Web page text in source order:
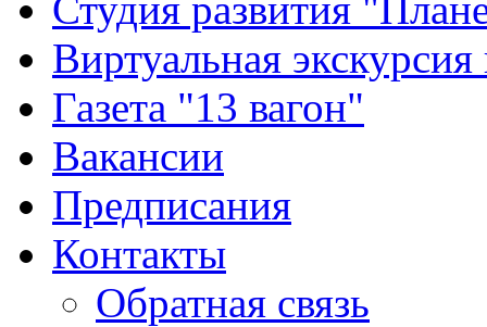
Виртуальная
Газета "13 вагон"
Вакансии
Предписания
Контакты
Обратная связь